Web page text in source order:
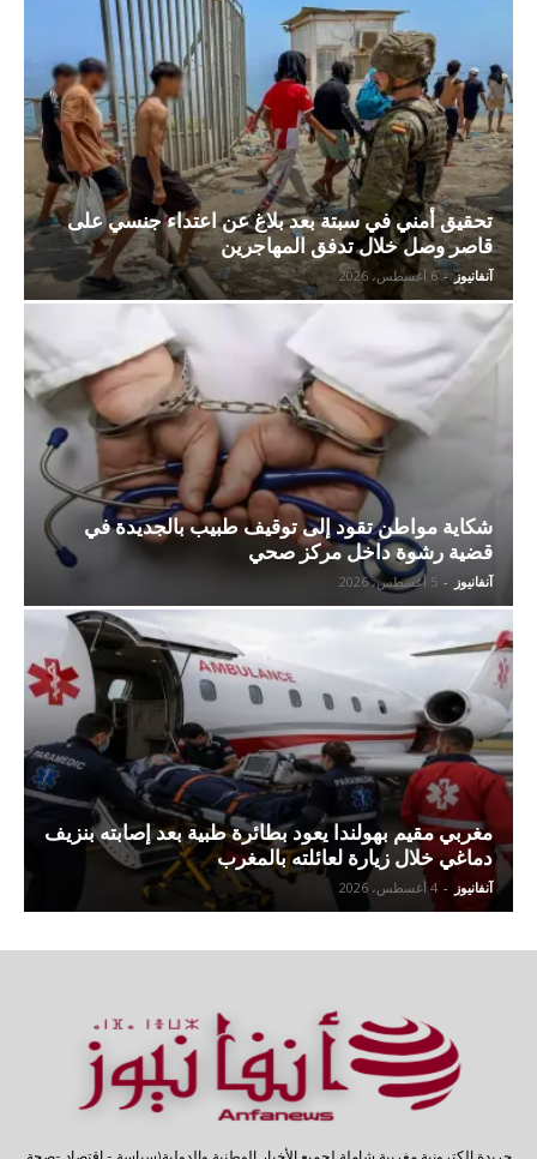
تحقيق أمني في سبتة بعد بلاغ عن اعتداء جنسي على
قاصر وصل خلال تدفق المهاجرين
آنفانيوز - 6 أغسطس، 2026
شكاية مواطن تقود إلى توقيف طبيب بالجديدة في
قضية رشوة داخل مركز صحي
آنفانيوز - 5 أغسطس، 2026
مغربي مقيم بهولندا يعود بطائرة طبية بعد إصابته بنزيف
دماغي خلال زيارة لعائلته بالمغرب
آنفانيوز - 4 أغسطس، 2026